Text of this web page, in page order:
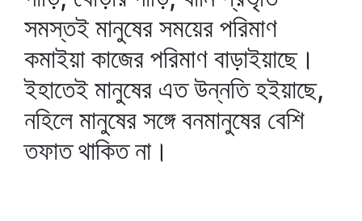
সমস্তই মানুষের সময়ের পরিমাণ
কমাইয়া কাজের পরিমাণ বাড়াইয়াছে।
ইহাতেই মানুষের এত উন্নতি হইয়াছে,
নহিলে মানুষের সঙ্গে বনমানুষের বেশি
তফাত থাকিত না।